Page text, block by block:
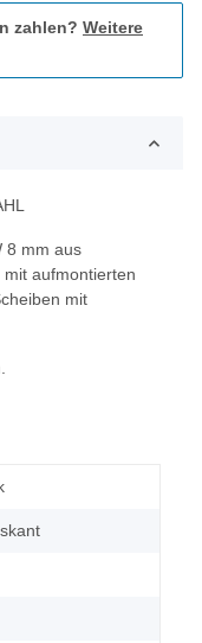
zahlen? Weitere
8 mm aus
aufmontierten
mit